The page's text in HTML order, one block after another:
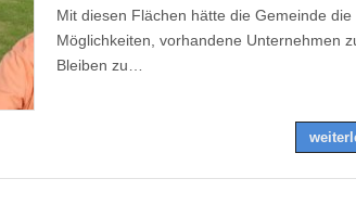
Mit diesen Flächen hätte die Gemeinde die
Möglichkeiten, vorhandene Unternehmen
Bleiben zu…